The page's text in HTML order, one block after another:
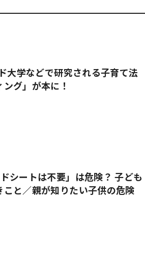
大学などで研究される子育て法
グ」が本に！
シートは不要」は危険？ 子ども
と／親が知りたい子供の危険